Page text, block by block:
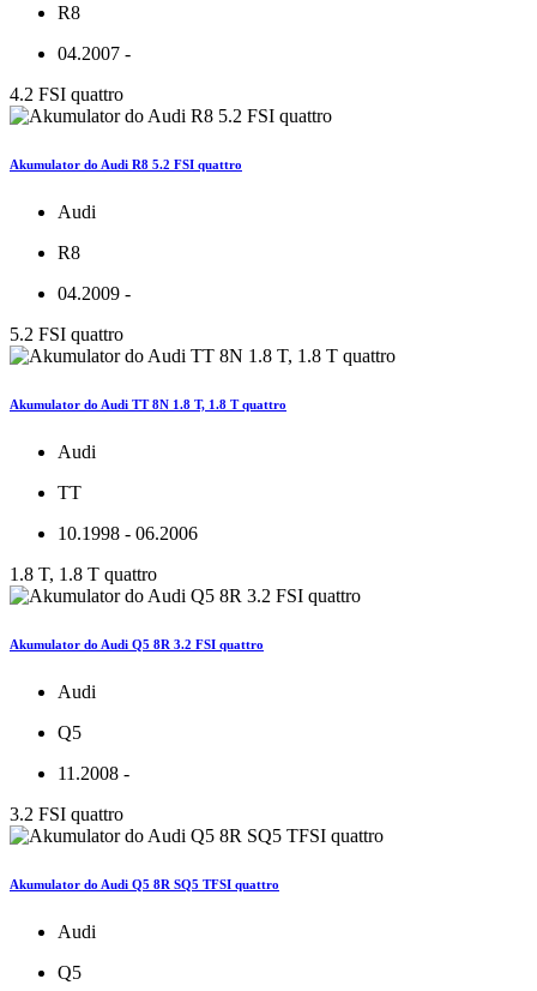
R8
04.2007 -
4.2 FSI quattro
Akumulator do Audi R8 5.2 FSI quattro
Audi
R8
04.2009 -
5.2 FSI quattro
Akumulator do Audi TT 8N 1.8 T, 1.8 T quattro
Audi
TT
10.1998 - 06.2006
1.8 T, 1.8 T quattro
Akumulator do Audi Q5 8R 3.2 FSI quattro
Audi
Q5
11.2008 -
3.2 FSI quattro
Akumulator do Audi Q5 8R SQ5 TFSI quattro
Audi
Q5